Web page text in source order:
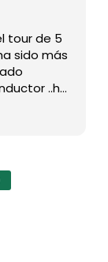
Hicimos
grupo de
Desde mi